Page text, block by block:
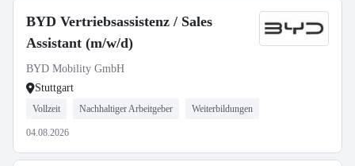
BYD Vertriebsassistenz / Sales
Assistant (m/w/d)
BYD Mobility GmbH
Stuttgart
Vollzeit Nachhaltiger Arbeitgeber Weiterbildungen
04.08.2026